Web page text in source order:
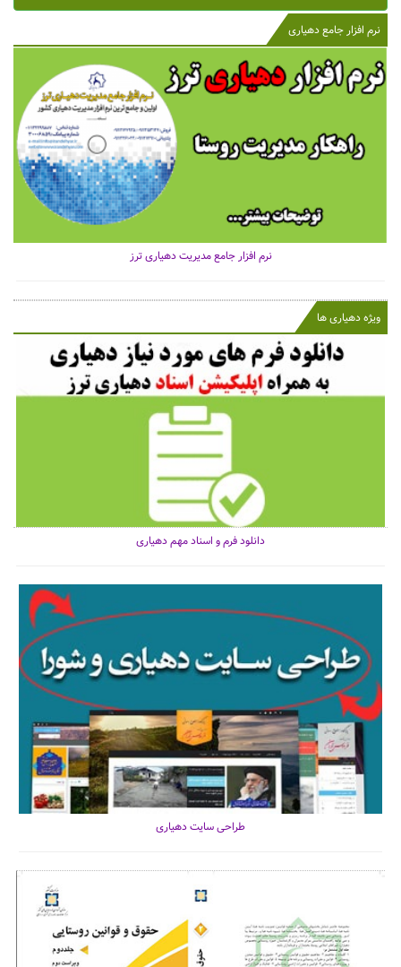
نرم افزار جامع دهیاری
نرم افزار جامع مدیریت دهیاری ترز
ویژه دهیاری ها
دانلود فرم و اسناد مهم دهیاری
طراحی سایت دهیاری